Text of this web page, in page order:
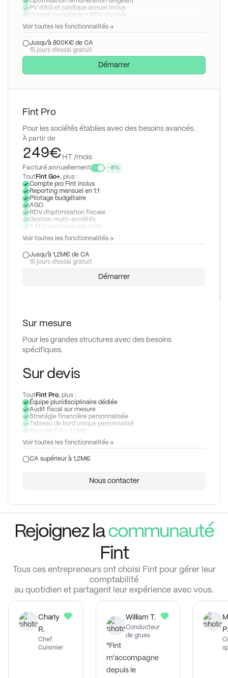
4
5
6
7
8
9
3
4
5
6
7
8
PV d’AG et juridique annuel inclus
Conseil comptable + RDV illimités
Voir toutes les fonctionnalités
Jusqu’à 800K€ de CA
15 jours d’essai gratuit
Démarrer
Fint Pro
Pour les sociétés établies avec des besoins avancés.
À partir de
1
2
3
4
5
6
7
8
0
3
4
5
6
7
8
9
0
1
2
3
4
5
8
9€ HT /mois
Facturé annuellement -8%
ToutFint Go+, plus :
Compte pro Fint inclus
Reporting mensuel en 1:1
Pilotage budgétaire
AGO
RDV d’optimisation fiscale
Gestion multi-sociétés
3 RDV juridiques par mois
Voir toutes les fonctionnalités
Jusqu’à 1,2M€ de CA
15 jours d’essai gratuit
Démarrer
Sur mesure
Pour les grandes structures avec des besoins
spécifiques.
Sur devis
ToutFint Pro, plus :
Équipe pluridisciplinaire dédiée
Audit fiscal sur mesure
Stratégie financière personnalisée
Tableau de bord unique personnalisé
Pour les CA > 1,2M€
Voir toutes les fonctionnalités
CA supérieur à 1,2M€
Nous contacter
Rejoignez lacommunauté
Fint
Tous ces entrepreneurs ont choisi Fint pour gérer leur
comptabilité
au quotidien et partagent leur expérience avec vous.
Charly
R.
Chef
Cuisinier
William T.
Conducteur
de grues
"Fint
m'accompagne
depuis le